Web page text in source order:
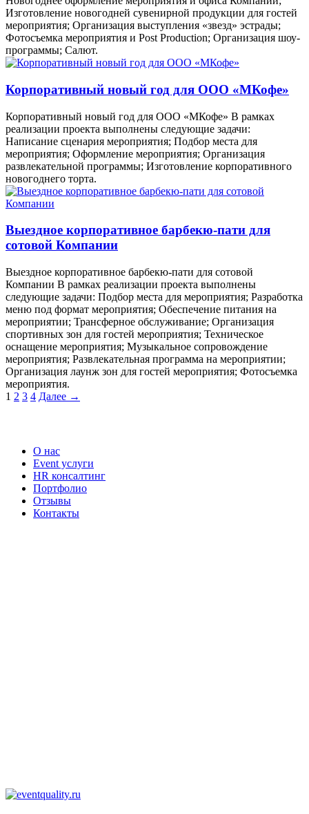
Изготовление новогодней сувенирной продукции для гостей
мероприятия; Организация выступления «звезд» эстрады;
Фотосъемка мероприятия и Post Production; Организация шоу-
программы; Салют.
Корпоративный новый год для ООО «МКофе»
Корпоративный новый год для ООО «МКофе» В рамках
реализации проекта выполнены следующие задачи:
Написание сценария мероприятия; Подбор места для
мероприятия; Оформление мероприятия; Организация
развлекательной программы; Изготовление корпоративного
новогоднего торта.
Выездное корпоративное барбекю-пати для
сотовой Компании
Выездное корпоративное барбекю-пати для сотовой
Компании В рамках реализации проекта выполнены
следующие задачи: Подбор места для мероприятия; Разработка
меню под формат мероприятия; Обеспечение питания на
мероприятии; Трансферное обслуживание; Организация
спортивных зон для гостей мероприятия; Техническое
оснащение мероприятия; Музыкальное сопровождение
мероприятия; Развлекательная программа на мероприятии;
Организация лаунж зон для гостей мероприятия; Фотосъемка
мероприятия.
1 2 3 4 Далее →
О нас
Event услуги
HR консалтинг
Портфолио
Отзывы
Контакты